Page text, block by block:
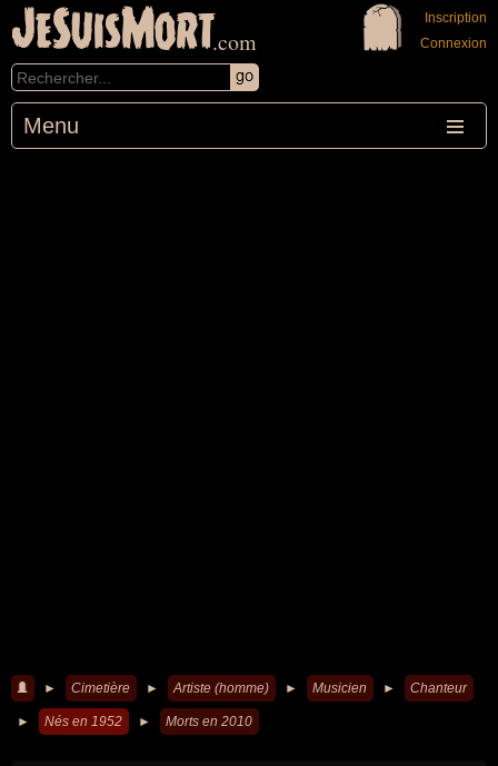
JeSuisMort.com
Menu
Inscription
Connexion
► Cimetière ► Artiste (homme) ► Musicien ► Chanteur
► Nés en 1952 ► Morts en 2010